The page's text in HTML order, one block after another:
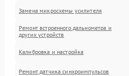
Замена микросхемы усилителя
Ремонт встроенного дальнометра и
других устройств
Калибровка и настройка
Ремонт датчика синхроимпульсов